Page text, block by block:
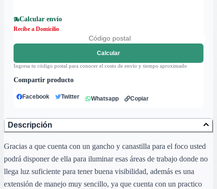
Calcular envío
Recibe a Domicilio
Calcular
Ingresa tu código postal para conocer el costo de envío y tiempo aproximado
Compartir producto
Facebook Twitter Whatsapp Copiar
Descripción
Gracias a que cuenta con un gancho y canastilla para el foco usted
podrá disponer de ella para iluminar esas áreas de trabajo donde no
llega luz suficiente para tener buena visibilidad, además es una
extensión de manejo muy sencillo, ya que cuenta con un practico